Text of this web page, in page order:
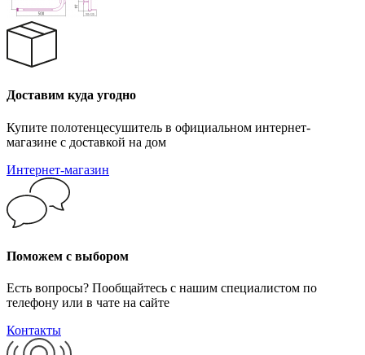
Доставим куда угодно
Купите полотенцесушитель в официальном интернет-
магазине с доставкой на дом
Интернет-магазин
Поможем с выбором
Есть вопросы? Пообщайтесь с нашим специалистом по
телефону или в чате на сайте
Контакты